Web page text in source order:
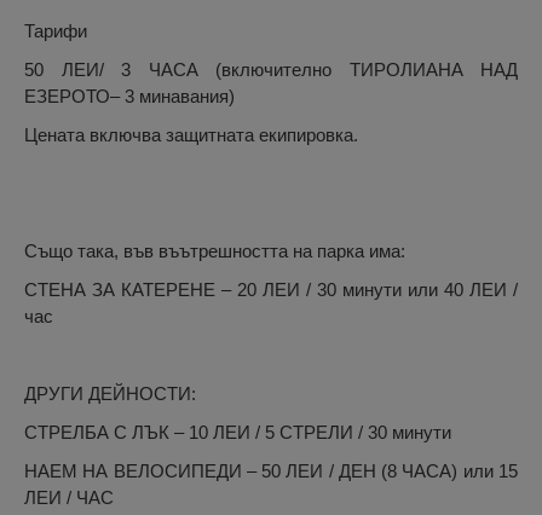
Тарифи
50 ЛЕИ/ 3 ЧАСА (включително ТИРОЛИАНА НАД
ЕЗЕРОТО– 3 минавания)
Цената включва защитната екипировка.
Също така, във въътрешността на парка има:
СТЕНА ЗА КАТЕРЕНЕ – 20 ЛЕИ / 30 минути или 40 ЛЕИ /
час
ДРУГИ ДЕЙНОСТИ:
СТРЕЛБА С ЛЪК – 10 ЛЕИ / 5 СТРЕЛИ / 30 минути
НАЕМ НА ВЕЛОСИПЕДИ – 50 ЛЕИ / ДЕН (8 ЧАСА) или 15
ЛЕИ / ЧАС